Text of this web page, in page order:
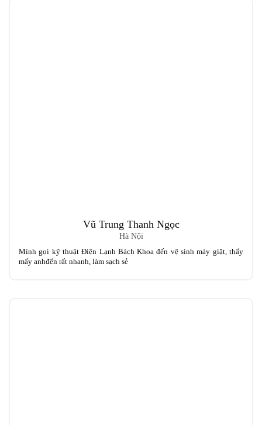
Vũ Trung Thanh Ngọc
Hà Nội
Mình gọi kỹ thuật Điện Lạnh Bách Khoa đến vệ sinh máy giặt, thấy
mấy anhđến rất nhanh, làm sạch sẻ